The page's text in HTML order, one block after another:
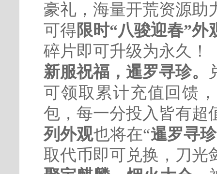
豪礼，海量开荒资源助
可得限时“八骏迎春”外
碎片即可升级为永久！
新服祝福，暹罗寻珍。
可领取累计充值回馈
包，每一分投入皆有超
列外观也将在“暹罗寻珍
取代币即可兑换，刀光